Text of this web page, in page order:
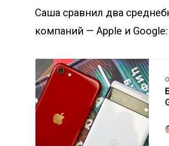
Саша сравнил два
компаний — Apple и Google: